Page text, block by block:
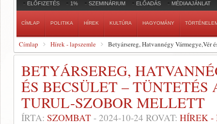
ELŐFIZETÉS 1% SZEMINÁRIUM ELŐADÁS MÉDIAAJÁNLAT
CÍMLAP POLITIKA HÍREK KULTÚRA HAGYOMÁNY
Címlap Hírek - lapszemle Betyársereg, Hatvannégy
BETYÁRSEREG,
ÉS BECSÜLET –
TURUL-SZOBOR MELLETT
ÍRTA: SZOMBAT - 2024-10-24 ROVAT: HÍREK -